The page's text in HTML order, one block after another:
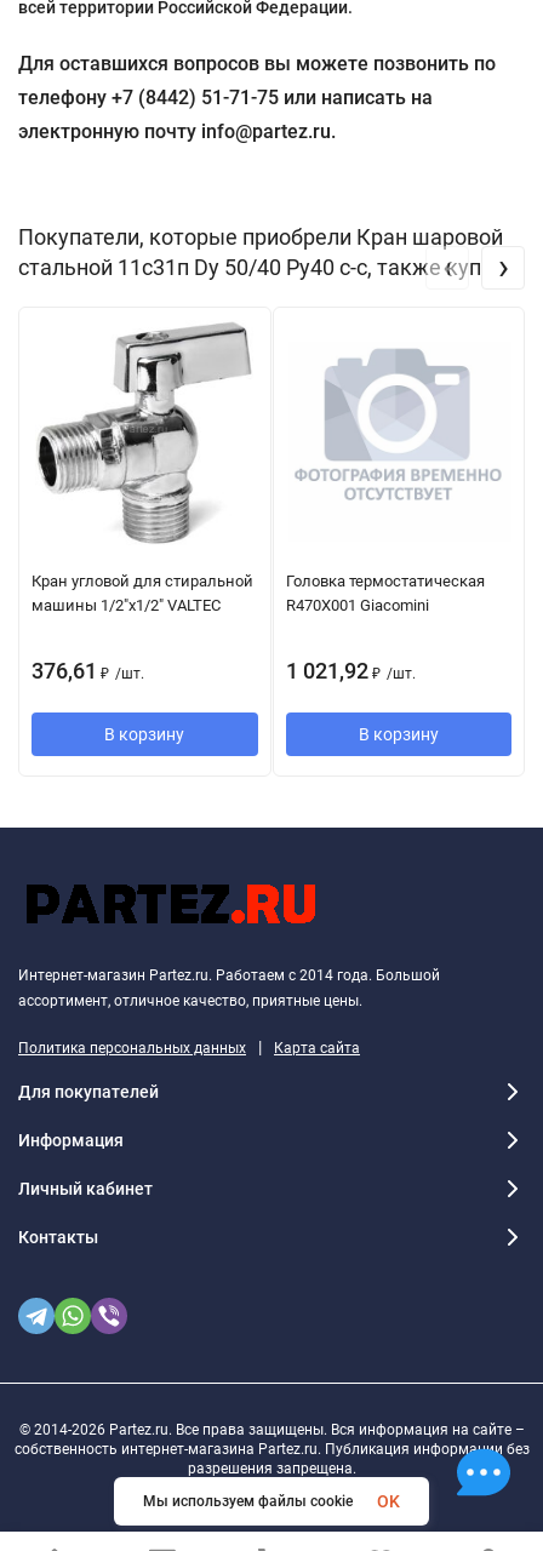
всей территории Российской Федерации.
Для оставшихся вопросов вы можете позвонить по
телефону +7 (8442) 51-71-75 или написать на
электронную почту info@partez.ru.
Покупатели, которые приобрели Кран шаровой
стальной 11с31п Dу 50/40 Pу40 с-с, также купили
Кран угловой для стиральной
машины 1/2"х1/2" VALTEC
376,61 ₽ /шт.
В корзину
Головка термостатическая
R470X001 Giacomini
1 021,92 ₽ /шт.
В корзину
‹ ›
Интернет-магазин Partez.ru. Работаем с 2014 года. Большой
ассортимент, отличное качество, приятные цены.
Политика персональных данных | Карта сайта
Для покупателей
Информация
Личный кабинет
Контакты
© 2014-2026 Partez.ru. Все права защищены. Вся информация на сайте –
собственность интернет-магазина Partez.ru. Публикация информации без
разрешения запрещена.
Мы используем файлы cookie
OK